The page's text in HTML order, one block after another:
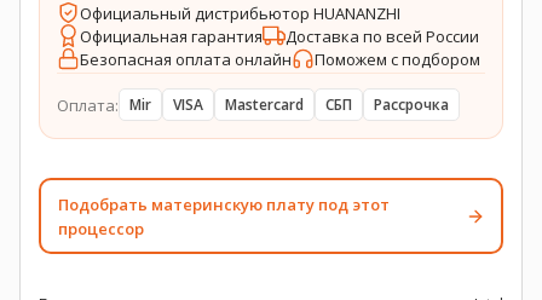
Официальный дистрибьютор HUANANZHI
Официальная гарантия
Доставка по всей России
Безопасная оплата онлайн
Поможем с подбором
Оплата: Mir VISA Mastercard СБП Рассрочка
Подобрать материнскую плату под этот
процессор